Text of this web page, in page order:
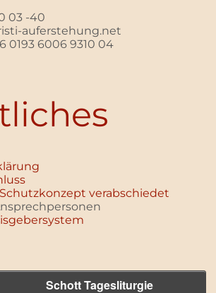
03 -40
auferstehung.net
0193 6006 9310 04
verabschiedet
Schott Tagesliturgie